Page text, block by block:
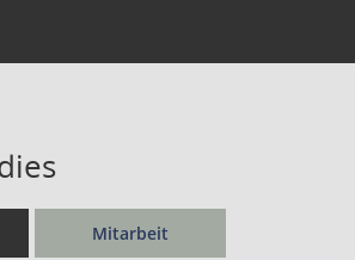
Mitarbeit